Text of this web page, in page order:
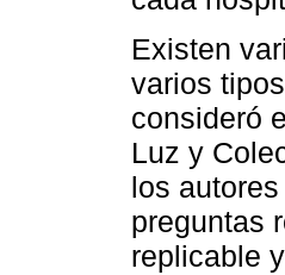
Existen
varios
consideró
Luz y
los
preguntas
replicable